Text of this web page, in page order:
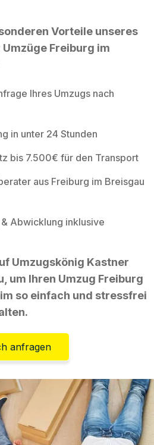
Vorteile unseres
Freiburg im
Ihres Umzugs nach
in unter 24 Stunden
bis 7.500€ für den Transport
aus Freiburg im Breisgau
Abwicklung inklusive
Umzugskönig Kastner
um Ihren Umzug Freiburg
so einfach und stressfrei
anfragen